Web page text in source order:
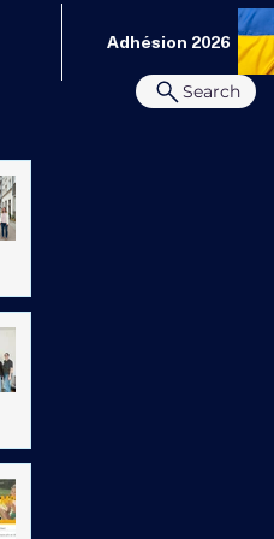
Search
Adhésion 2026